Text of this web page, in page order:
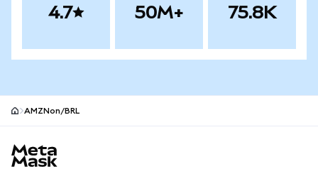
4.7 50M+ 75.8K
AMZNon/BRL